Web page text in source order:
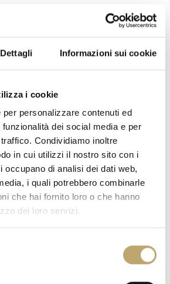
Dettagli Informazioni sui cookie
i cookie
personalizzare contenuti ed
dei social media e per
Condividiamo inoltre
in cui utilizzi il nostro sito con i
occupano di analisi dei dati web,
i quali potrebbero combinarle
che hai fornito loro o che hanno
dei loro servizi.
362kcal
26,1g
/ dont
25,3 g
which
17,0 g
0,4 g
/